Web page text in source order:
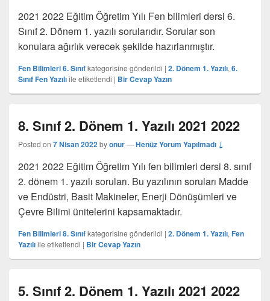
2021 2022 Eğitim Öğretim Yılı Fen bilimleri dersi 6.
Sınıf 2. Dönem 1. yazılı sorularıdır. Sorular son
konulara ağırlık verecek şekilde hazırlanmıştır.
Fen Bilimleri 6. Sınıfkategorisine gönderildi | 2. Dönem 1. Yazılı, 6.
Sınıf Fen Yazılıile etiketlendi | Bir Cevap Yazın
8. Sınıf 2. Dönem 1. Yazılı 2021 2022
Posted on 7 Nisan 2022byonur—Henüz Yorum Yapılmadı ↓
2021 2022 Eğitim Öğretim Yılı fen bilimleri dersi 8. sınıf
2. dönem 1. yazılı soruları. Bu yazılının soruları Madde
ve Endüstri, Basit Makineler, Enerji Dönüşümleri ve
Çevre Bilimi ünitelerini kapsamaktadır.
Fen Bilimleri 8. Sınıfkategorisine gönderildi | 2. Dönem 1. Yazılı, Fen
Yazılıile etiketlendi | Bir Cevap Yazın
5. Sınıf 2. Dönem 1. Yazılı 2021 2022